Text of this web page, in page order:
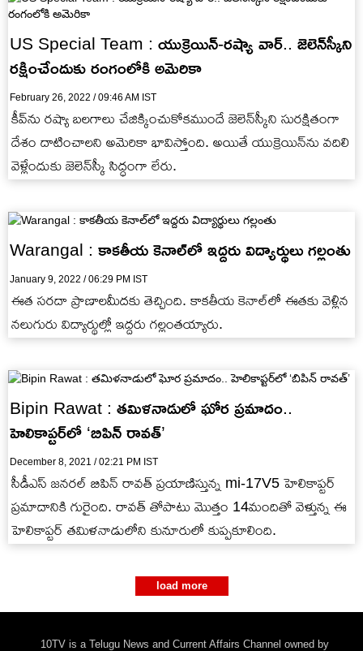
US Special Team : యుక్రెయిన్-రష్యా వార్.. జెలెన్‌స్కీని
రక్షించేందుకు రంగంలోకి అమెరికా
February 26, 2022 / 09:46 AM IST
కీవ్‌ను రష్యా బలగాలు చేజిక్కించుకోకముందే జెలెన్‌స్కీని సురక్షితంగా
దేశం దాటించాలని అమెరికా భావిస్తోంది. అయితే యుక్రెయిన్‌ను వదిలి
వెళ్లేందుకు జెలెన్‌స్కీ సిద్ధంగా లేరు.
Warangal : కాకతీయ కెనాల్‌లో ఇద్దరు విద్యార్థులు గల్లంతు
January 9, 2022 / 06:29 PM IST
ఈత సరదా ప్రాణాలమీదకు తెచ్చింది. కాకతీయ కెనాల్‌లో ఈతకు వెళ్లిన
నలుగురు విద్యార్థుల్లో ఇద్దరు గల్లంతయ్యారు.
Bipin Rawat : తమిళనాడులో ఘోర ప్రమాదం..
హెలికాప్టర్‌లో ‘బిపిన్‌ రావత్‌’
December 8, 2021 / 02:21 PM IST
సీడీఎస్ జ‌న‌ర‌ల్ బిపిన్ రావ‌త్ ప్రయాణిస్తున్న mi-17V5 హెలికాప్టర్
ప్రమాదానికి గురైంది. రావత్ తోపాటు మొత్తం 14మందితో వెళ్తున్న ఈ
హెలికాప్టర్ తమిళనాడులోని కునూరులో కుప్పకూలింది.
load more
10TV is a Telugu News and Current Affairs Channel owned by